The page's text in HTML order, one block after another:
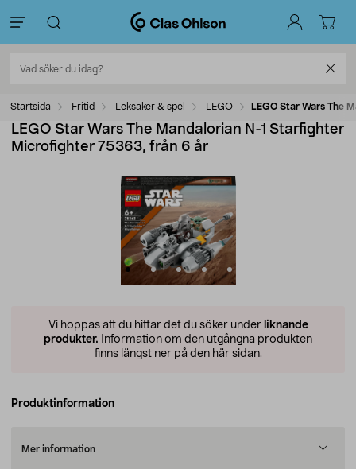
Startsida Fritid Leksaker & spel LEGO LEGO Star Wars The
LEGO Star Wars The Mandalorian N-1 Starfighter
Microfighter 75363, från 6 år
Vi hoppas att du hittar det du söker under liknande
produkter. Information om den utgångna produkten
finns längst ner på den här sidan.
Produktinformation
Mer information